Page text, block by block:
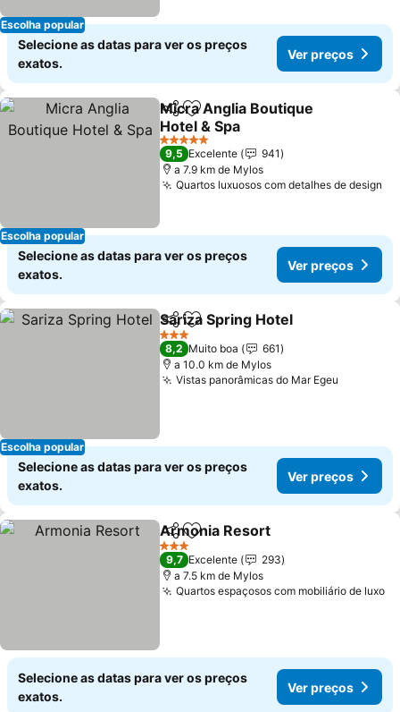
Escolha popular
Selecione as datas para ver os preços
exatos.
Ver preços
Escolha popular
PartilharAdicionar aos favoritos
Micra Anglia Boutique
Hotel & Spa
5 Estrelas
9,5 Excelente
941
a 7.9 km de Mylos
Quartos luxuosos com detalhes de design
Selecione as datas para ver os preços
exatos.
Ver preços
Escolha popular
PartilharAdicionar aos favoritos
Sariza Spring Hotel
3 Estrelas
8,2 Muito boa
661
a 10.0 km de Mylos
Vistas panorâmicas do Mar Egeu
Selecione as datas para ver os preços
exatos.
Ver preços
PartilharAdicionar aos favoritos
Armonia Resort
3 Estrelas
9,7 Excelente
293
a 7.5 km de Mylos
Quartos espaçosos com mobiliário de luxo
Selecione as datas para ver os preços
exatos.
Ver preços